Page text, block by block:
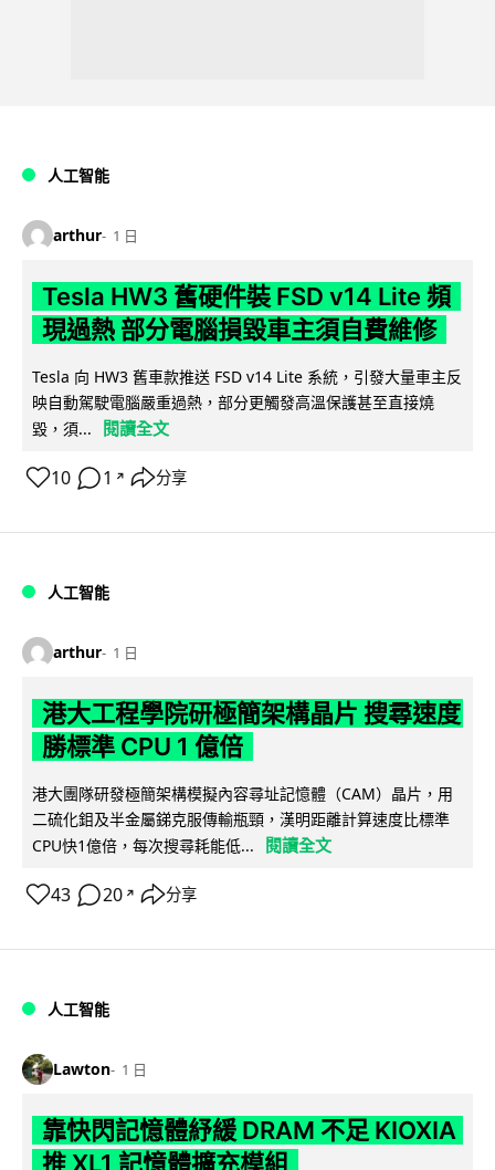
人工智能
arthur 1 日
Tesla HW3 舊硬件裝 FSD v14 Lite 頻
現過熱 部分電腦損毀車主須自費維修
Tesla 向 HW3 舊車款推送 FSD v14 Lite 系統，引發大量車主反
映自動駕駛電腦嚴重過熱，部分更觸發高溫保護甚至直接燒
毀，須...
閱讀全文
10 1 ↗ 分享
人工智能
arthur 1 日
港大工程學院研極簡架構晶片 搜尋速度
勝標準 CPU 1 億倍
港大團隊研發極簡架構模擬內容尋址記憶體（CAM）晶片，用
二硫化鉬及半金屬銻克服傳輸瓶頸，漢明距離計算速度比標準
CPU快1億倍，每次搜尋耗能低...
閱讀全文
43 20 ↗ 分享
人工智能
Lawton 1 日
靠快閃記憶體紓緩 DRAM 不足 KIOXIA
推 XL1 記憶體擴充模組